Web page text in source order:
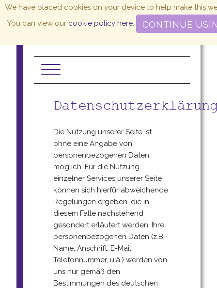
Atelierhaus
Lutz Schelhorn
Die Nutzung unserer Seite ist
ohne eine Angabe von
personenbezogenen Daten
möglich. Für die Nutzung
einzelner Services unserer Seite
können sich hierfür abweichende
Regelungen ergeben, die in
diesem Falle nachstehend
gesondert erläutert werden. Ihre
personenbezogenen Daten (z.B.
Name, Anschrift, E-Mail,
Telefonnummer, u.ä.) werden von
uns nur gemäß den
Bestimmungen des deutschen
We have placed cookies on your device to help make this
You can view our cookie policy here. CONTINUE